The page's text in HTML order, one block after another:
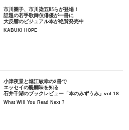
市川團子、市川染五郎らが登場！
話題の若手歌舞伎俳優が一冊に
大反響のビジュアル本が絶賛発売中
KABUKI HOPE
小津夜景と堀江敏幸の2冊で
エッセイの醍醐味を知る
石井千湖のブックレビュー「本のみずうみ」vol.18
What Will You Read Next ?